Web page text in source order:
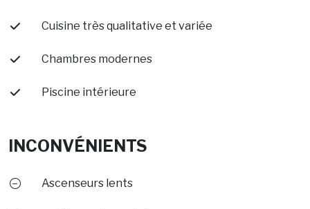
Cuisine très qualitative et variée
Chambres modernes
Piscine intérieure
INCONVÉNIENTS
Ascenseurs lents